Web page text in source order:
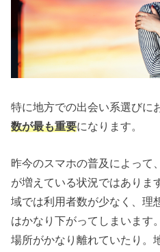
特に地方での出会い系選びに
数が最も重要になります。
昨今のスマホの普及によって
が増えている状況ではありま
域では利用者数が少なく、理
はかなり下がってしまいます
場所がかなり離れていたり。